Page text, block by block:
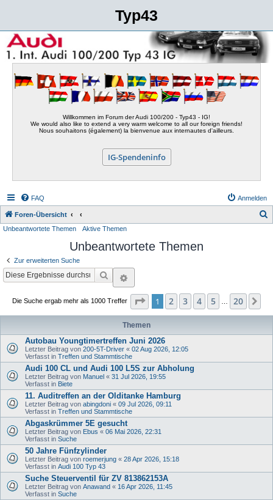
Typ43
Willkommen im Forum der Audi 100/200 - Typ43 - IG!
We would also like to extend a very warm welcome to all our foreign friends!
Nous souhaitons (également) la bienvenue aux internautes d'ailleurs.
IG-Spendeninfo
FAQ Anmelden
Foren-Übersicht
Unbeantwortete Themen Aktive Themen
Unbeantwortete Themen
Zur erweiterten Suche
Suche
Die Suche ergab mehr als 1000 Treffer Seite 1 von 20
1 2 3 4 5 … 20
Themen
Autobau Youngtimertreffen Juni 2026
Letzter Beitrag von 200-5T-Driver « 02 Aug 2026, 12:05
Verfasst in Treffen und Stammtische
Audi 100 CL und Audi 100 L5S zur Abholung
Letzter Beitrag von Manuel « 31 Jul 2026, 19:55
Verfasst in Biete
11. Auditreffen an der Olditanke Hamburg
Letzter Beitrag von abingdoni « 09 Jul 2026, 09:11
Verfasst in Treffen und Stammtische
Abgaskrümmer 5E gesucht
Letzter Beitrag von Ebus « 06 Mai 2026, 22:31
Verfasst in Suche
50 Jahre Fünfzylinder
Letzter Beitrag von roemerjung « 28 Apr 2026, 15:18
Verfasst in Audi 100 Typ 43
Suche Steuerventil für ZV 813862153A
Letzter Beitrag von Anawand « 16 Apr 2026, 11:45
Verfasst in Suche